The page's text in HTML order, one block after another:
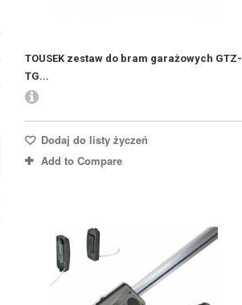
TOUSEK zestaw do bram garażowych GTZ-
TG...
Dodaj do listy życzeń
Add to Compare